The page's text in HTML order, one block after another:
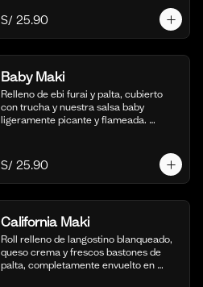
acevichada. (10 cortes).
S/ 25.90
Baby Maki
Relleno de ebi furai y palta, cubierto
con trucha y nuestra salsa baby
ligeramente picante y flameada.
S/ 25.90
California Maki
Roll relleno de langostino blanqueado,
queso crema y frescos bastones de
palta, completamente envuelto en